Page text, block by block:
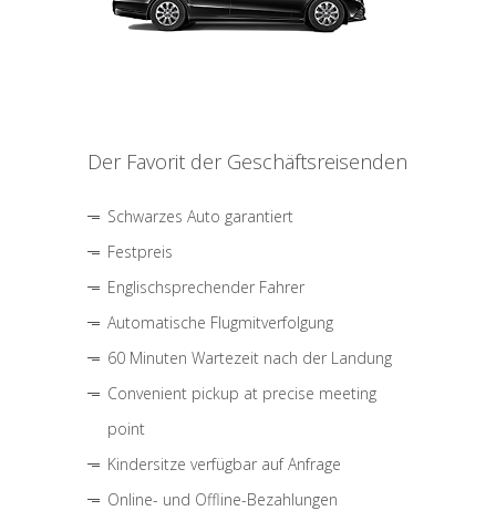
Der Favorit der Geschäftsreisenden
Schwarzes Auto garantiert
Festpreis
Englischsprechender Fahrer
Automatische Flugmitverfolgung
60 Minuten Wartezeit nach der Landung
Convenient pickup at precise meeting
point
Kindersitze verfügbar auf Anfrage
Online- und Offline-Bezahlungen